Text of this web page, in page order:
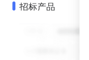
招标产品